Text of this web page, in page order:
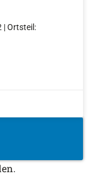
| Ortsteil: